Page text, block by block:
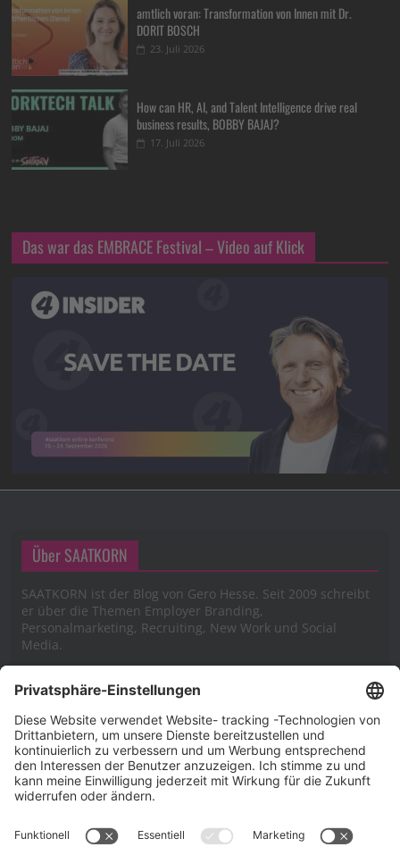
amtlich voran: Transformation von Innen mit Dr.
DORIT BOSCH
23. Juli 2026
How can HR, AI, and Talent Intelligence drive real
business results, BOBBY BAJAJ?
17. Juli 2026
Das war das EMBRACE Festival – Video auf Klick
Über SAATKORN
SAATKORN ist der Blog von Gero Hesse. Seit 2009 schreibt
er über die Themen Employer Branding,
Personalmarketing, Recruiting, New Work und Social
Media.
Impressum
Impressum
Cookie-Richtlinie (EU)